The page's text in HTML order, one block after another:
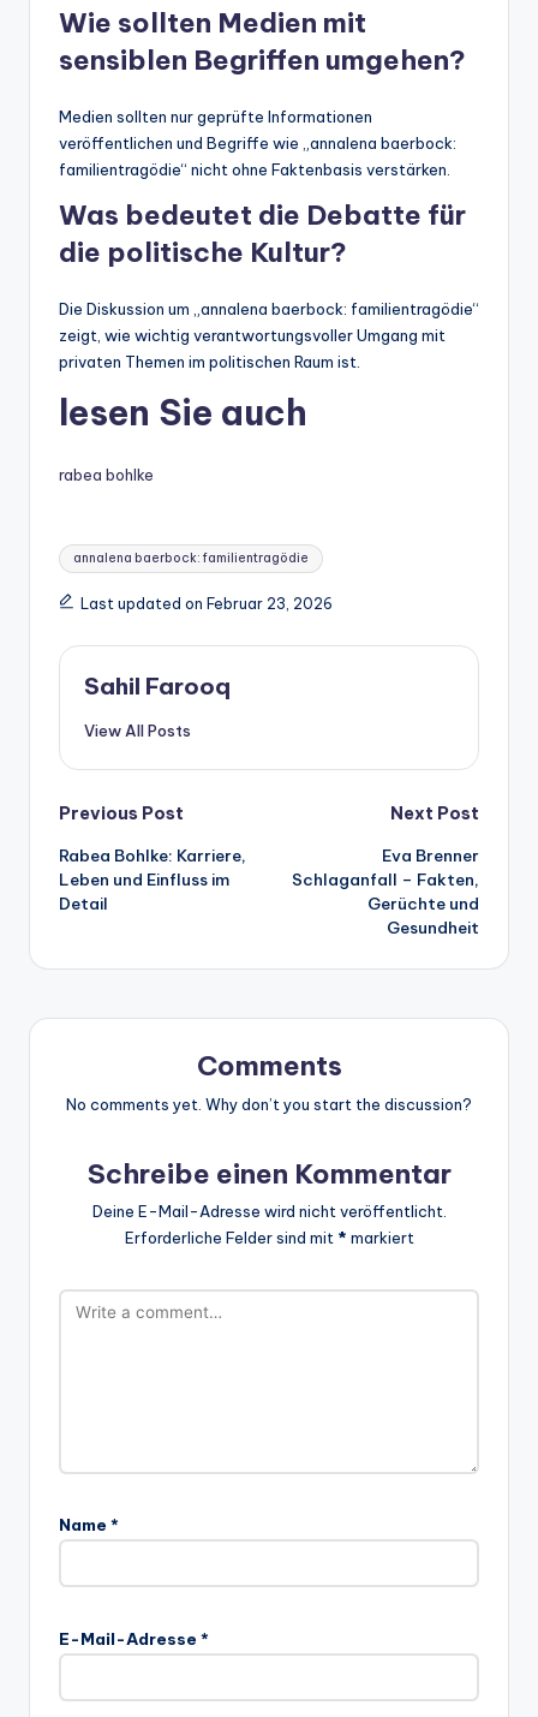
Wie sollten Medien mit
sensiblen Begriffen umgehen?
Medien sollten nur geprüfte Informationen
veröffentlichen und Begriffe wie „annalena baerbock:
familientragödie“ nicht ohne Faktenbasis verstärken.
Was bedeutet die Debatte für
die politische Kultur?
Die Diskussion um „annalena baerbock: familientragödie“
zeigt, wie wichtig verantwortungsvoller Umgang mit
privaten Themen im politischen Raum ist.
lesen Sie auch
rabea bohlke
Tags:
annalena baerbock: familientragödie
Last updated on Februar 23, 2026
Sahil Farooq
View All Posts
Post
navigation
Previous Post
Rabea Bohlke: Karriere,
Leben und Einfluss im
Detail
Next Post
Eva Brenner
Schlaganfall – Fakten,
Gerüchte und
Gesundheit
Comments
No comments yet. Why don’t you start the discussion?
Schreibe einen Kommentar
Deine E-Mail-Adresse wird nicht veröffentlicht.
Erforderliche Felder sind mit * markiert
Name *
E-Mail-Adresse *